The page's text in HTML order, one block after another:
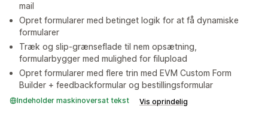
mail
Opret formularer med betinget logik for at få dynamiske
formularer
Træk og slip-grænseflade til nem opsætning,
formularbygger med mulighed for filupload
Opret formularer med flere trin med EVM Custom Form
Builder + feedbackformular og bestillingsformular
Indeholder maskinoversat tekst Vis oprindelig